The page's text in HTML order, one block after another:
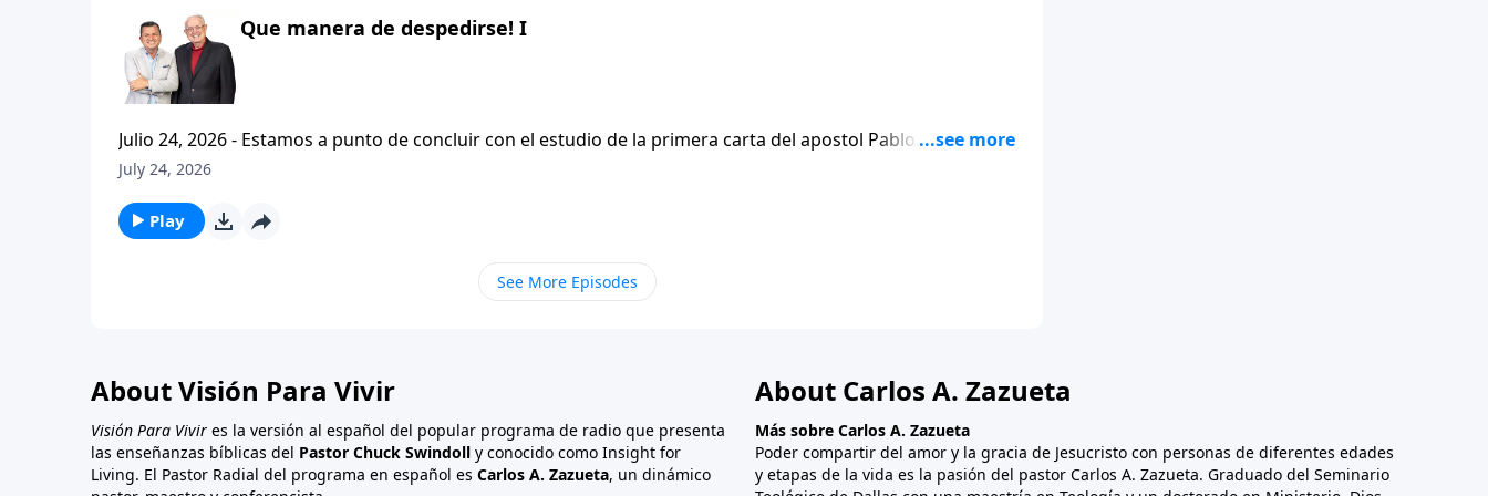
Que manera de despedirse! I
Julio 24, 2026 - Estamos a punto de concluir con el estudio de la primera carta del apostol Pablo a los
tesalonicenses titulado: Cristianismo Contagioso. En este escrito vemos una despedida franca. En lugar de
a sus hijos espirituales con una bendicion que termina siendo el punto mas apasionado de toda su carta.
July 24, 2026
Play
See More Episodes
About Visión Para Vivir
Visión Para Vivir es la versión al español del popular programa de radio que presenta
las enseñanzas bíblicas del Pastor Chuck Swindoll y conocido como Insight for
Living. El Pastor Radial del programa en español es Carlos A. Zazueta, un dinámico
About Carlos A. Zazueta
Más sobre Carlos A. Zazueta
Poder compartir del amor y la gracia de Jesucristo con personas de diferentes edades
y etapas de la vida es la pasión del pastor Carlos A. Zazueta. Graduado del Seminario